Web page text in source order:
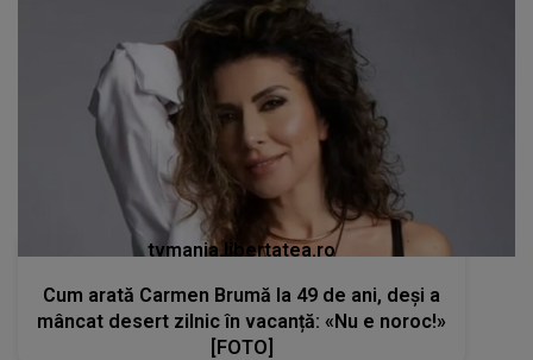
tvmania.libertatea.ro
Cum arată Carmen Brumă la 49 de ani, deși a
mâncat desert zilnic în vacanță: «Nu e noroc!»
[FOTO]